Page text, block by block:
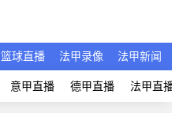
篮球直播 法甲录像 法甲新闻
意甲直播 德甲直播 法甲直